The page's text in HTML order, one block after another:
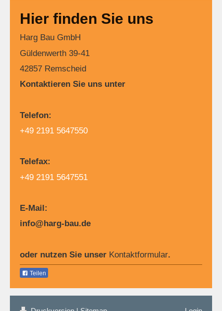
Hier finden Sie uns
Harg Bau GmbH
Güldenwerth 39-41
42857 Remscheid
Kontaktieren Sie uns unter
Telefon:
+49 2191 5647550
Telefax:
+49 2191 5647551
E-Mail:
info@harg-bau.de
oder nutzen Sie unser Kontaktformular.
Teilen